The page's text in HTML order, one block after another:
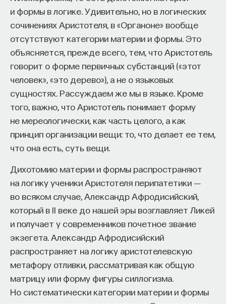
и формы в логике. Удивительно, но в логических
сочинениях Аристотеля, в «Органоне» вообще
отсутствуют категории материи и формы. Это
объясняется, прежде всего, тем, что Аристотель
говорит о форме первичных субстанций («этот
человек», «это дерево»), а не о языковых
сущностях. Рассуждаем же мы в языке. Кроме
того, важно, что Аристотель понимает форму
не мереологически, как часть целого, а как
принцип организации вещи: то, что делает ее тем,
что она есть, суть вещи.
Дихотомию материи и формы распространяют
на логику ученики Аристотеля перипатетики ―
во всяком случае, Александр Афродисийский,
который в II веке до нашей эры возглавляет Ликей
и получает у современников почетное звание
экзегета. Александр Афродисийский
распространяет на логику аристотелевскую
метафору отливки, рассматривая как общую
матрицу или форму фигуры силлогизма.
Но систематически категории материи и формы
процессами? Как появляются зависимость,
утомление, состояние эйфории или азарта?
Каково воздействие на работу мозга гормонов,
иммунной системы?
Ответы на эти и другие вопросы можно найти,
записавшисьна курс «Химия между нейронами:
вещества, которые управляют нами»
Пройдя этот курс, вы научитесь:
— Ориентироваться в общих принципах
— Разбираться в биохимических процессах
мозга
— Понимать причины нейро- и психопатологий
— Осознавать связь своего поведения
и эмоций с активностью нейромедиаторов
мозга
Автор курса:
Вячеслав Дубынин
биологических наук, профессор кафедры
антигитлеровской коалиции так
и не договорились о том, что будет с Германией:
будет ли она оставаться единым государством,
каким она являлась после 1871 года, либо
Германия превратится в разрозненные
государственные объединения, которые
существовали до 1871 года, либо же будет
продолжаться деление Германии
на оккупационные зоны.
возникают две Германии в соответствии
с оккупационными зонами: одна зона советской
оккупации, которая впоследствии станет ГДР,
и три зоны западных стран (Британская зона,
Французская зона и зона Соединенных Штатов
Америки), которые впоследствии объединятся
в ФРГ. В 1949 году как раз возникнет
Федеративная Республика Германия.
Первым канцлером нового немецкого
государства ФРГ станет Конрад Аденауэр.